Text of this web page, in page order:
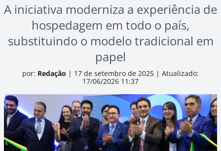
A iniciativa moderniza a experiência de
hospedagem em todo o país,
substituindo o modelo tradicional em
papel
por: Redação | 17 de setembro de 2025 | Atualizado:
17/06/2026 11:37